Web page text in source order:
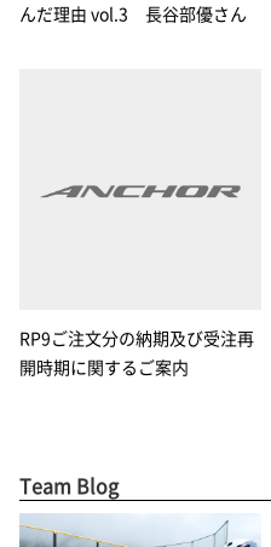
んだ理由 vol.3 長谷部優さん
RP9ご注文分の納期及び受注再
開時期に関するご案内
Team Blog